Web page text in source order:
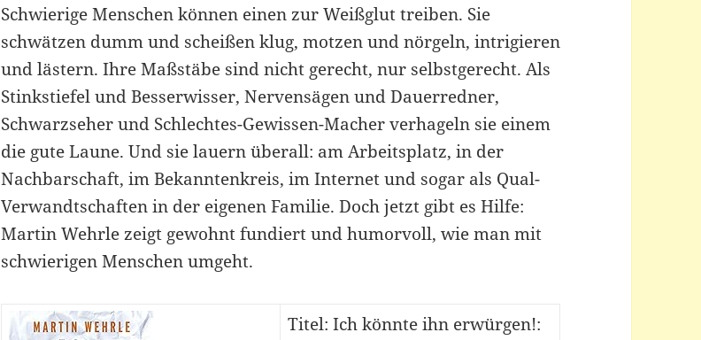
Schwierige Menschen können einen zur Weißglut treiben. Sie
schwätzen dumm und scheißen klug, motzen und nörgeln, intrigieren
und lästern. Ihre Maßstäbe sind nicht gerecht, nur selbstgerecht. Als
Stinkstiefel und Besserwisser, Nervensägen und Dauerredner,
Schwarzseher und Schlechtes-Gewissen-Macher verhageln sie einem
die gute Laune. Und sie lauern überall: am Arbeitsplatz, in der
Nachbarschaft, im Bekanntenkreis, im Internet und sogar als Qual-
Verwandtschaften in der eigenen Familie. Doch jetzt gibt es Hilfe:
Martin Wehrle zeigt gewohnt fundiert und humorvoll, wie man mit
schwierigen Menschen umgeht.
Titel: Ich könnte ihn erwürgen!: